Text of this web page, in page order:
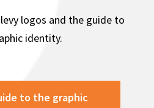
logos and the guide to
identity.
to the graphic